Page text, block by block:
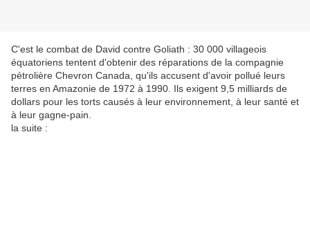
C'est le combat de David contre Goliath : 30 000 villageois
équatoriens tentent d'obtenir des réparations de la compagnie
pétrolière Chevron Canada, qu'ils accusent d'avoir pollué leurs
terres en Amazonie de 1972 à 1990. Ils exigent 9,5 milliards de
dollars pour les torts causés à leur environnement, à leur santé et
à leur gagne-pain.
la suite :